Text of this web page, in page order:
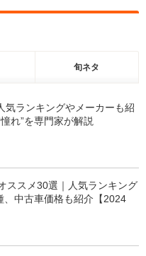
旬ネタ
気ランキングやメーカーも紹
れ”を専門家が解説
ススメ30選｜人気ランキング
、中古車価格も紹介【2024